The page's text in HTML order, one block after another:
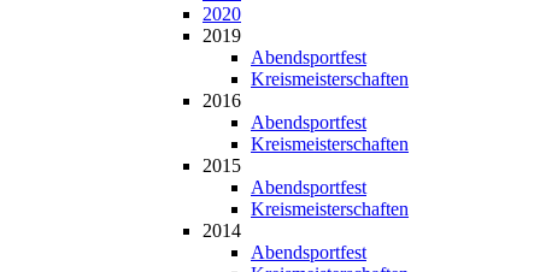
2020
2019
Abendsportfest
Kreismeisterschaften
2016
Abendsportfest
Kreismeisterschaften
2015
Abendsportfest
Kreismeisterschaften
2014
Abendsportfest